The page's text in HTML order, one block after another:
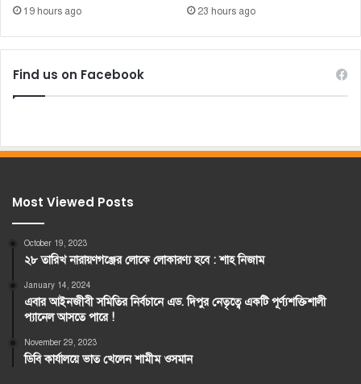
19 hours ago 23 hours ago
Find us on Facebook
Most Viewed Posts
October 19, 2023
২৮ তারিখ নারায়ণগঞ্জের লোকে লোকারণ্য হবে : শাহ নিজাম
January 14, 2024
এবার আইনজীবী সমিতির নির্বচানে এড. দিপুর নেতৃত্বে একটি পূর্ণ্যশক্তিশালী
প্যানেল আসতে পারে !
November 29, 2023
ডিবি কার্যালয়ে ভাত খেলেন শামীম ওসমান